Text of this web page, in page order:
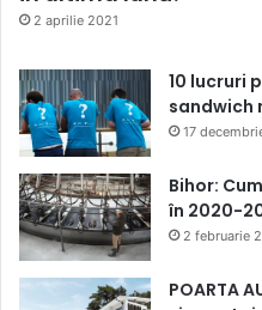
2 aprilie 2021
10 lucruri
sandwich
17
Bihor:
în 2020-
2 februarie
POARTA